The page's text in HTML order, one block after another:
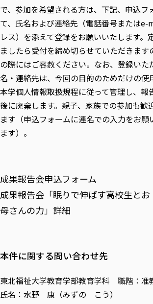
で、参加を希望される方は、下記、申込フ
て、氏名および連絡先（電話番号またはe-
レス）を添えて登録をお願いいたします。
ましたら受付を締め切らせていただきます
の際にはご容赦ください。なお、登録いた
名・連絡先は、今回の目的のためだけの使
本学個人情報取扱規程に従って管理し、報
後に廃棄します。親子、家族での参加も歓
ます（申込フォームに連名での入力をお願
ます）。
成果報告会申込フォーム
成果報告会「眠りで伸ばす高校生とお
母さんの力」詳細
本件に関する問い合わせ先
東北福祉大学教育学部教育学科 職階：准
氏名：水野 康（みずの こう）